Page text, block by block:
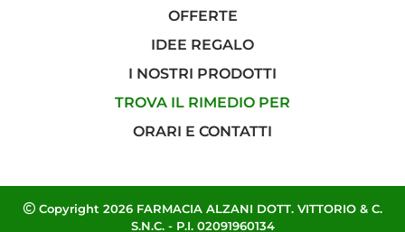
OFFERTE
IDEE REGALO
I NOSTRI PRODOTTI
TROVA IL RIMEDIO PER
ORARI E CONTATTI
Copyright 2026 FARMACIA ALZANI DOTT. VITTORIO & C.
S.N.C. - P.I. 02091960134